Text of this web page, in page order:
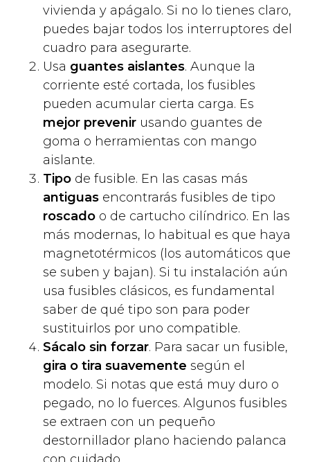
vivienda y apágalo. Si no lo tienes claro,
puedes bajar todos los interruptores del
cuadro para asegurarte.
Usa guantes aislantes. Aunque la
corriente esté cortada, los fusibles
pueden acumular cierta carga. Es
mejor prevenir usando guantes de
goma o herramientas con mango
aislante.
Tipo de fusible. En las casas más
antiguas encontrarás fusibles de tipo
roscado o de cartucho cilíndrico. En las
más modernas, lo habitual es que haya
magnetotérmicos (los automáticos que
se suben y bajan). Si tu instalación aún
usa fusibles clásicos, es fundamental
saber de qué tipo son para poder
sustituirlos por uno compatible.
Sácalo sin forzar. Para sacar un fusible,
gira o tira suavemente según el
modelo. Si notas que está muy duro o
pegado, no lo fuerces. Algunos fusibles
se extraen con un pequeño
destornillador plano haciendo palanca